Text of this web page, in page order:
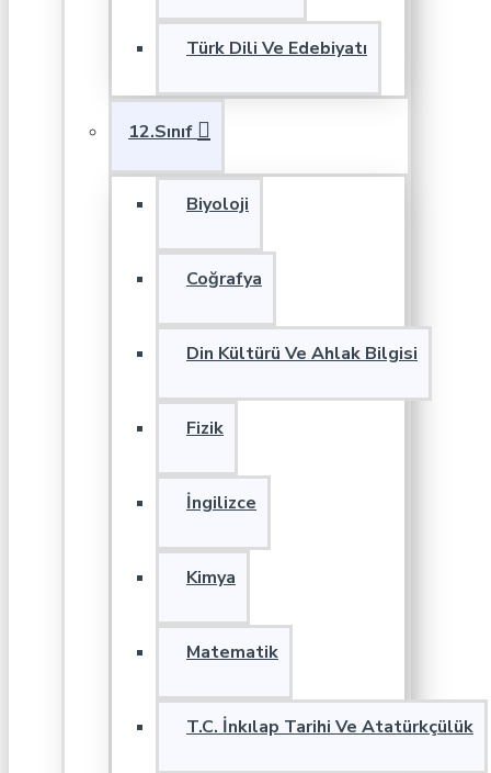
Türk Dili Ve Edebiyatı
12.Sınıf
Biyoloji
Coğrafya
Din Kültürü Ve Ahlak Bilgisi
Fizik
İngilizce
Kimya
Matematik
T.C. İnkılap Tarihi Ve Atatürkçülük